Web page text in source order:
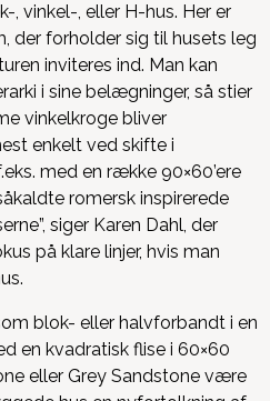
vinkel-, eller H-hus. Her er
der forholder sig til husets leg
inviteres ind. Man kan
i sine belægninger, så stier
vinkelkroge bliver
enkelt ved skifte i
med en række 90×60’ere
romersk inspirerede
siger Karen Dahl, der
på klare linjer, hvis man
blok- eller halvforbandt i en
en kvadratisk flise i 60×60
eller Grey Sandstone være